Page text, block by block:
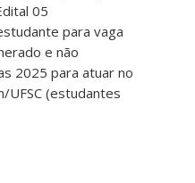
05
para vaga
e não
2025 para atuar no
UFSC (estudantes